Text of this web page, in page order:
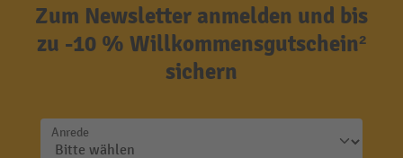
Zum Newsletter anmelden und bis
zu -10 % Willkommensgutschein²
sichern
Anrede